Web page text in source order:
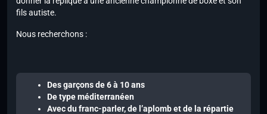
fils autiste.
Nous recherchons :
Des garçons de 6 à 10 ans
De type méditerranéen
Avec du franc-parler, de l’aplomb et de la répartie